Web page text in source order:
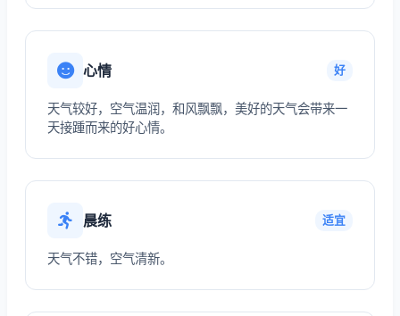
心情 好
天气较好，空气温润，和风飘飘，美好的天气会带来一
天接踵而来的好心情。
晨练 适宜
天气不错，空气清新。